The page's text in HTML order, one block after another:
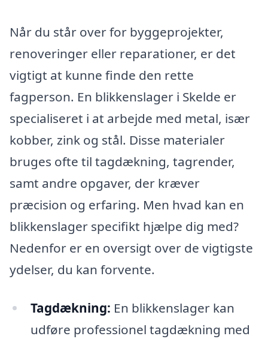
Når du står over for byggeprojekter,
renoveringer eller reparationer, er det
vigtigt at kunne finde den rette
fagperson. En blikkenslager i Skelde er
specialiseret i at arbejde med metal, især
kobber, zink og stål. Disse materialer
bruges ofte til tagdækning, tagrender,
samt andre opgaver, der kræver
præcision og erfaring. Men hvad kan en
blikkenslager specifikt hjælpe dig med?
Nedenfor er en oversigt over de vigtigste
ydelser, du kan forvente.
Tagdækning: En blikkenslager kan
udføre professionel tagdækning med